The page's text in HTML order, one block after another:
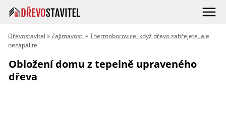
Dřevostavitel »Zajímavosti »Thermoborovice: když dřevo zahřejete, ale
nezapálíte
Obložení domu z tepelně upraveného
dřeva